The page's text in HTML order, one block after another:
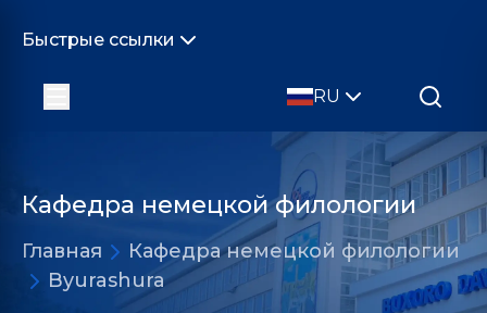
Быстрые ссылки
RU
Кафедра немецкой филологии
Главная
Кафедра немецкой филологии
Byurashura